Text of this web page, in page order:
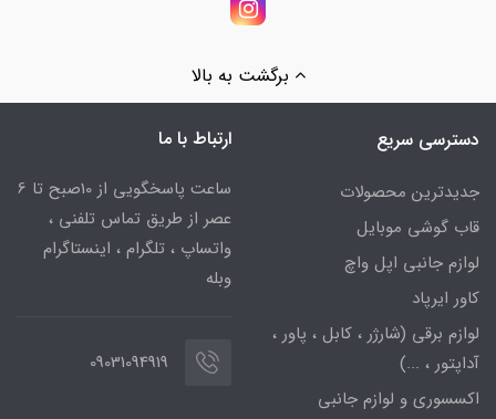
برگشت به بالا
دسترسی سریع
جدیدترین محصولات
قاب گوشی موبایل
لوازم جانبی اپل واچ
کاور ایرپاد
لوازم برقی (شارژر ، کابل ، پاور ،
آداپتور ، ...)
اکسسوری و لوازم جانبی
ارتباط با ما
ساعت پاسخگویی از 10صبح تا 6
عصر از طریق تماس تلفنی ،
واتساپ ، تلگرام ، اینستاگرام
وبله
09031094919